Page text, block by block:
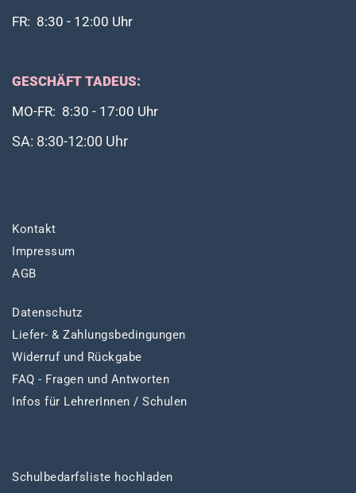
FR: 8:30 - 12:00 Uhr
GESCHÄFT TADEUS:
MO-FR: 8:30 - 17:00 Uhr
SA: 8:30-12:00 Uhr
Kontakt
Impressum
AGB
Datenschutz
Liefer- & Zahlungsbedingungen
Widerruf und Rückgabe
FAQ - Fragen und Antworten
Infos für LehrerInnen / Schulen
Schulbedarfsliste hochladen